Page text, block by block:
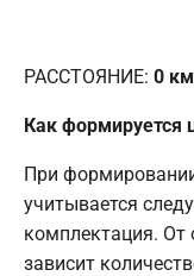
РАССТОЯНИЕ: 0
Как формируется
При
учитывается
комплектация. От
зависит